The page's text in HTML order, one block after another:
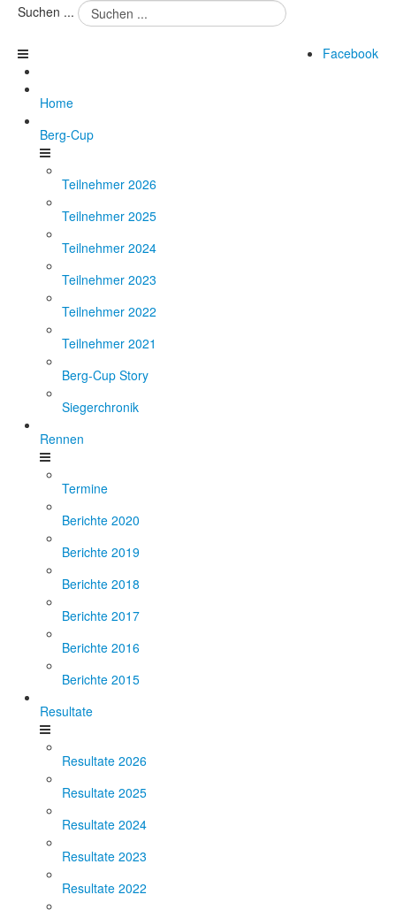
Suchen ...
Facebook
Home
Berg-Cup
Teilnehmer 2026
Teilnehmer 2025
Teilnehmer 2024
Teilnehmer 2023
Teilnehmer 2022
Teilnehmer 2021
Berg-Cup Story
Siegerchronik
Rennen
Termine
Berichte 2020
Berichte 2019
Berichte 2018
Berichte 2017
Berichte 2016
Berichte 2015
Resultate
Resultate 2026
Resultate 2025
Resultate 2024
Resultate 2023
Resultate 2022